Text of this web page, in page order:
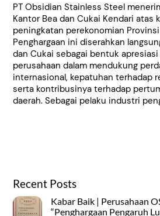
PT Obsidian Stainless Steel
Kantor Bea dan Cukai Kendari atas
peningkatan perekonomian Provinsi
Penghargaan ini diserahkan
dan Cukai sebagai bentuk
perusahaan dalam mendukung
internasional, kepatuhan terhadap
serta kontribusinya terhadap
daerah. Sebagai pelaku industri
Recent Posts
Kabar Baik | Perusahaan
“Penghargaan Pengaruh